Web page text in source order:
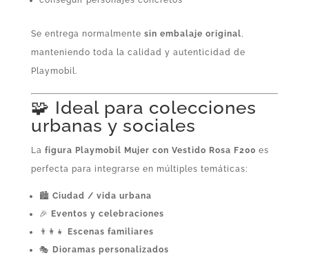
Se entrega normalmente sin embalaje original,
manteniendo toda la calidad y autenticidad de
Playmobil.
🧩 Ideal para colecciones
urbanas y sociales
La figura Playmobil Mujer con Vestido Rosa F200 es
perfecta para integrarse en múltiples temáticas:
🏙️ Ciudad / vida urbana
🎉 Eventos y celebraciones
👨‍👩‍👧
Escenas familiares
🎭 Dioramas personalizados